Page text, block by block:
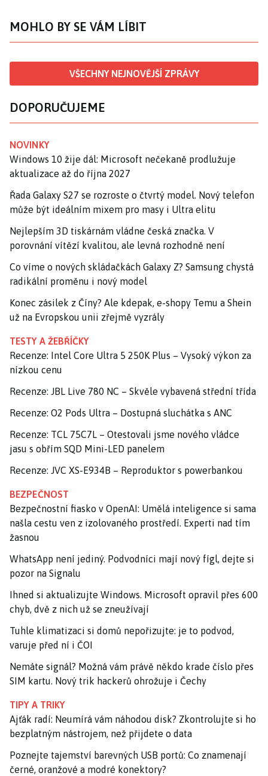
MOHLO BY SE VÁM LÍBIT
VŠECHNY NEJNOVĚJŠÍ ZPRÁVY
DOPORUČUJEME
NOVINKY
Windows 10 žije dál: Microsoft nečekaně prodlužuje
aktualizace až do října 2027
Řada Galaxy S27 se rozroste o čtvrtý model. Nový telefon
může být ideálním mixem pro masy i Ultra elitu
Nejlepším 3D tiskárnám vládne česká značka. V
porovnání vítězí kvalitou, ale levná rozhodně není
Co víme o nových skládačkách Galaxy Z? Samsung chystá
radikální proměnu i nový model
Konec zásilek z Číny? Ale kdepak, e-shopy Temu a Shein
už na Evropskou unii zřejmě vyzrály
TESTY A ŽEBŘÍČKY
Recenze: Intel Core Ultra 5 250K Plus – Vysoký výkon za
nízkou cenu
Recenze: JBL Live 780 NC – Skvěle vybavená střední třída
Recenze: O2 Pods Ultra – Dostupná sluchátka s ANC
Recenze: TCL 75C7L – Otestovali jsme nového vládce
jasu s obřím SQD Mini-LED panelem
Recenze: JVC XS-E934B – Reproduktor s powerbankou
BEZPEČNOST
Bezpečnostní fiasko v OpenAI: Umělá inteligence si sama
našla cestu ven z izolovaného prostředí. Experti nad tím
žasnou
WhatsApp není jediný. Podvodníci mají nový fígl, dejte si
pozor na Signalu
Ihned si aktualizujte Windows. Microsoft opravil přes 600
chyb, dvě z nich už se zneužívají
Tuhle klimatizaci si domů nepořizujte: je to podvod,
varuje před ní i ČOI
Nemáte signál? Možná vám právě někdo krade číslo přes
SIM kartu. Nový trik hackerů ohrožuje i Čechy
TIPY A TRIKY
Ajťák radí: Neumírá vám náhodou disk? Zkontrolujte si ho
bezplatným nástrojem, než přijdete o data
Poznejte tajemství barevných USB portů: Co znamenají
černé, oranžové a modré konektory?